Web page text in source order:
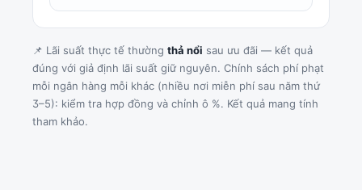
📌 Lãi suất thực tế thường thả nổi sau ưu đãi — kết quả
đúng với giả định lãi suất giữ nguyên. Chính sách phí phạt
mỗi ngân hàng mỗi khác (nhiều nơi miễn phí sau năm thứ
3–5): kiểm tra hợp đồng và chỉnh ô %. Kết quả mang tính
tham khảo.